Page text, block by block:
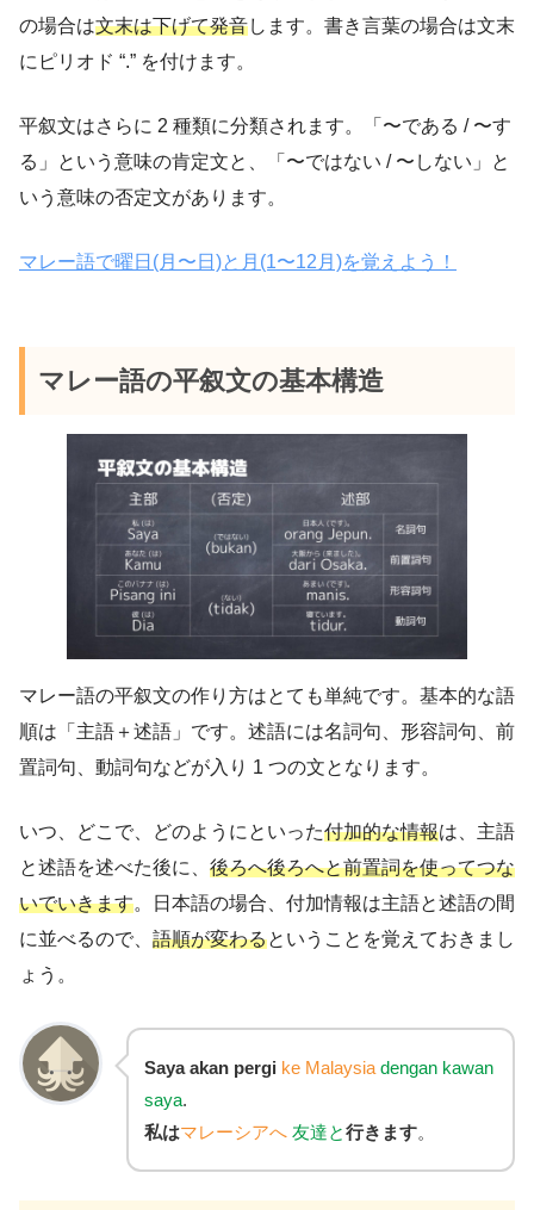
の場合は文末は下げて発音します。書き言葉の場合は文末
にピリオド “.” を付けます。
平叙文はさらに 2 種類に分類されます。「〜である / 〜す
る」という意味の肯定文と、「〜ではない / 〜しない」と
いう意味の否定文があります。
マレー語で曜日(月〜日)と月(1〜12月)を覚えよう！
マレー語の平叙文の基本構造
マレー語の平叙文の作り方はとても単純です。基本的な語
順は「主語＋述語」です。述語には名詞句、形容詞句、前
置詞句、動詞句などが入り 1 つの文となります。
いつ、どこで、どのようにといった付加的な情報は、主語
と述語を述べた後に、 後ろへ後ろへと前置詞を使ってつな
いでいきます。日本語の場合、付加情報は主語と述語の間
に並べるので、 語順が変わるということを覚えておきまし
ょう。
Saya akan pergi ke Malaysia dengan kawan
saya.
私はマレーシアへ 友達と行きます。